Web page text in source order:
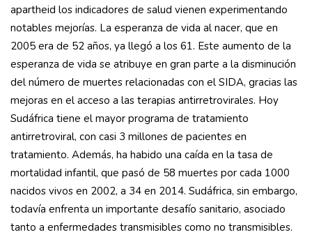
apartheid los indicadores de salud vienen experimentando
notables mejorías. La esperanza de vida al nacer, que en
2005 era de 52 años, ya llegó a los 61. Este aumento de la
esperanza de vida se atribuye en gran parte a la disminución
del número de muertes relacionadas con el SIDA, gracias las
mejoras en el acceso a las terapias antirretrovirales. Hoy
Sudáfrica tiene el mayor programa de tratamiento
antirretroviral, con casi 3 millones de pacientes en
tratamiento. Además, ha habido una caída en la tasa de
mortalidad infantil, que pasó de 58 muertes por cada 1000
nacidos vivos en 2002, a 34 en 2014. Sudáfrica, sin embargo,
todavía enfrenta un importante desafío sanitario, asociado
tanto a enfermedades transmisibles como no transmisibles.